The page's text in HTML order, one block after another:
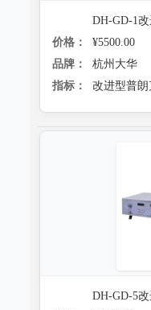
DH-GD-1
价格：
¥5500.00
品牌：
杭州大华
指标：
改进型普
DH-GD-5